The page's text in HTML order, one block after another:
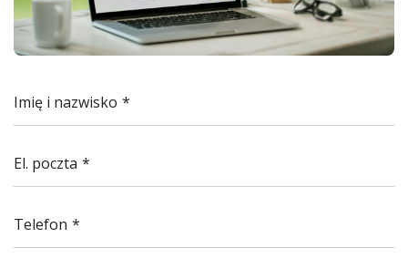
Imię i nazwisko
El. poczta
Telefon